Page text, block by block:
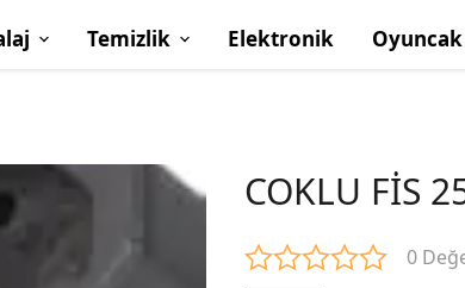
Temizlik Elektronik Oyuncak
COKLU FİS
0